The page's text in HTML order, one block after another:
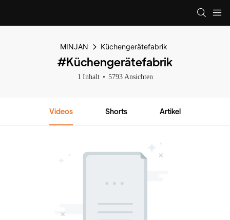
MINJAN Küchengerätefabrik
#Küchengerätefabrik
1 Inhalt 5793 Ansichten
Videos Shorts Artikel